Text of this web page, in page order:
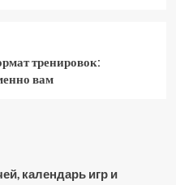
тренировок:
вам
календарь игр и